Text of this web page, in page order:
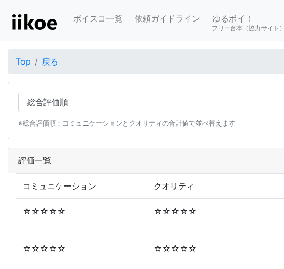
ボイスコ一覧 依頼ガイドライン ゆるボイ！
フリー台本（協力サイト）
Top 戻る
※総合評価順：コミュニケーションとクオリティの合計値で並べ替えます
評価一覧
コミュニケーション クオリティ
☆☆☆☆☆ ☆☆☆☆☆
☆☆☆☆☆ ☆☆☆☆☆